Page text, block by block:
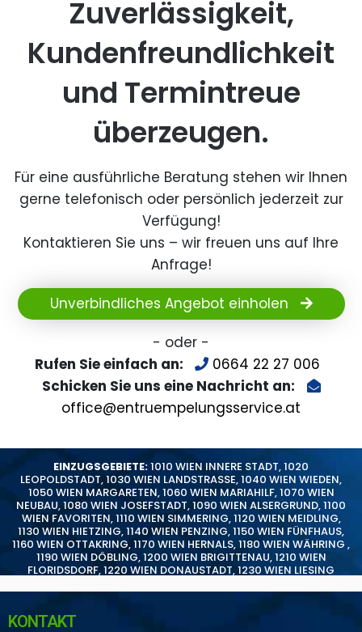
Zuverlässigkeit,
Kundenfreundlichkeit
und Termintreue
überzeugen.
Für eine ausführliche Beratung stehen wir Ihnen
gerne telefonisch oder persönlich jederzeit zur
Verfügung!
Kontaktieren Sie uns – wir freuen uns auf Ihre
Anfrage!
Unverbindliches Angebot einholen
- oder -
Rufen Sie einfach an:
0664 22 27 006
Schicken Sie uns eine Nachricht an:
office@entruempelungsservice.at
EINZUGSGEBIETE:1010 WIEN INNERE STADT,1020
LEOPOLDSTADT,1030 WIEN LANDSTRASSE,1040 WIEN WIEDEN,
1050 WIEN MARGARETEN,1060 WIEN MARIAHILF,1070 WIEN
NEUBAU,1080 WIEN JOSEFSTADT,1090 WIEN ALSERGRUND,1100
WIEN FAVORITEN,1110 WIEN SIMMERING,1120 WIEN MEIDLING,
1130 WIEN HIETZING,1140 WIEN PENZING,1150 WIEN FÜNFHAUS,
1160 WIEN OTTAKRING,1170 WIEN HERNALS,1180 WIEN WÄHRING ,
1190 WIEN DÖBLING,1200 WIEN BRIGITTENAU,1210 WIEN
FLORIDSDORF,1220 WIEN DONAUSTADT,1230 WIEN LIESING
KONTAKT